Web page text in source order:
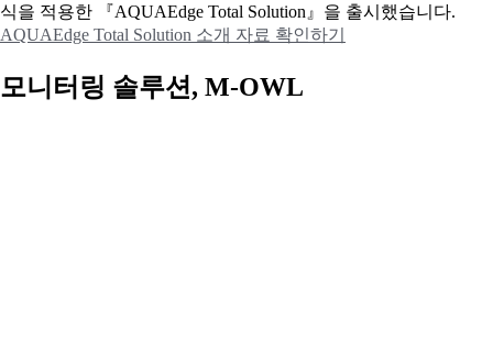
식을 적용한 『AQUAEdge Total Solution』을 출시했습니다.
AQUAEdge Total Solution 소개 자료 확인하기
모니터링 솔루션, M-OWL